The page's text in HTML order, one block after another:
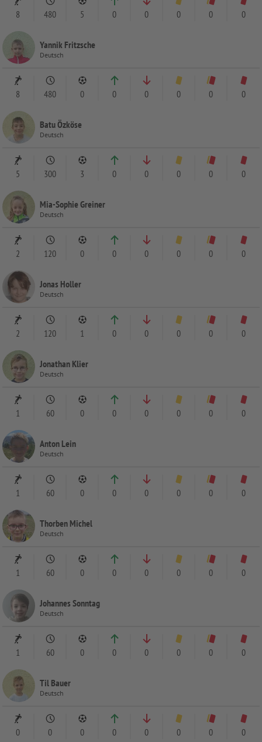
8 480 5 0 0 0 0 0
Yannik Fritzsche
Deutsch
8 480 0 0 0 0 0 0
Batu Özköse
Deutsch
5 300 3 0 0 0 0 0
Mia-Sophie Greiner
Deutsch
2 120 0 0 0 0 0 0
Jonas Holler
Deutsch
2 120 1 0 0 0 0 0
Jonathan Klier
Deutsch
1 60 0 0 0 0 0 0
Anton Lein
Deutsch
1 60 0 0 0 0 0 0
Thorben Michel
Deutsch
1 60 0 0 0 0 0 0
Johannes Sonntag
Deutsch
1 60 0 0 0 0 0 0
Til Bauer
Deutsch
0 0 0 0 0 0 0 0